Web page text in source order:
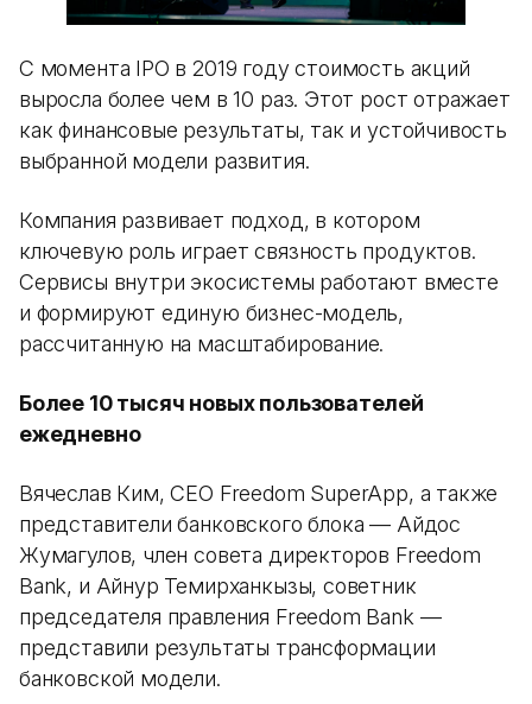
С момента IPO в 2019 году стоимость акций
выросла более чем в 10 раз. Этот рост отражает
как финансовые результаты, так и устойчивость
выбранной модели развития.
Компания развивает подход, в котором
ключевую роль играет связность продуктов.
Сервисы внутри экосистемы работают вместе
и формируют единую бизнес-модель,
рассчитанную на масштабирование.
Более 10 тысяч новых пользователей
ежедневно
Вячеслав Ким, CEO Freedom SuperApp, а также
представители банковского блока — Айдос
Жумагулов, член совета директоров Freedom
Bank, и Айнур Темирханкызы, советник
председателя правления Freedom Bank —
представили результаты трансформации
банковской модели.